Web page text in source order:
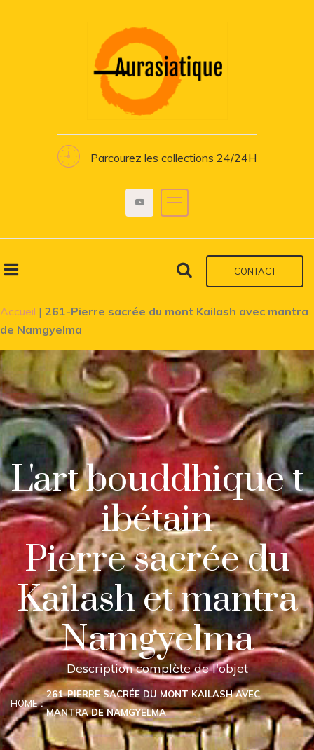
Parcourez les collections 24/24H
CONTACT
Accueil | 261-Pierre sacrée du mont Kailash avec mantra
de Namgyelma
L'art bouddhique t
ibétain
Pierre sacrée du
Kailash et mantra
Namgyelma
Description complète de l'objet
HOME
261-PIERRE SACRÉE DU MONT KAILASH AVEC
MANTRA DE NAMGYELMA